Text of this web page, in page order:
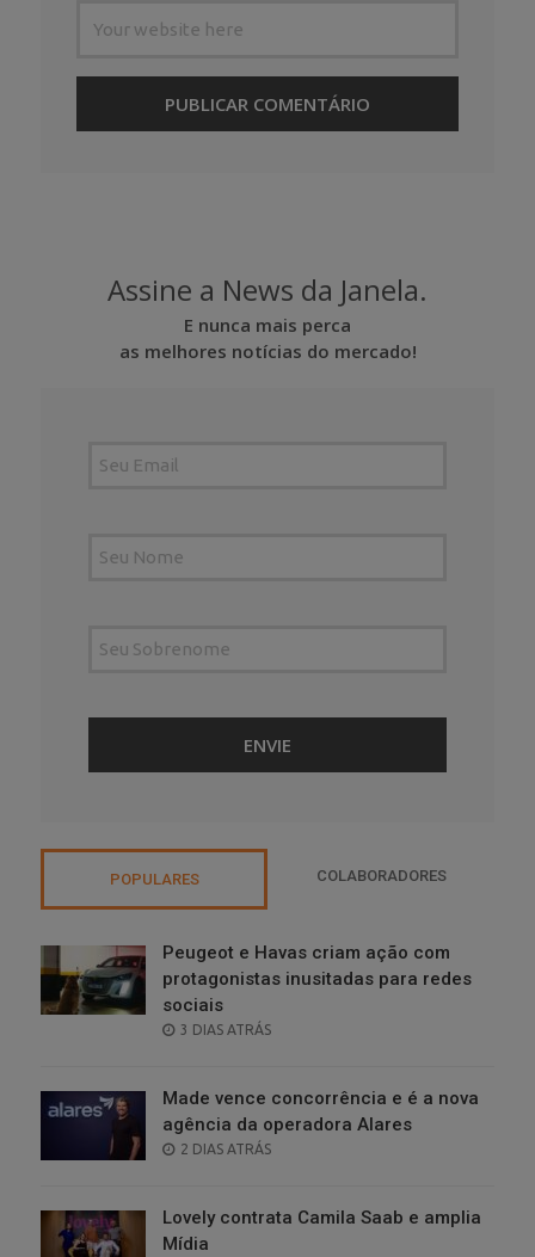
Assine a News da Janela.
E nunca mais perca
as melhores notícias do mercado!
POPULARES COLABORADORES
Peugeot e Havas criam ação com
protagonistas inusitadas para redes
sociais
POSTED
3 DIAS ATRÁS
Made vence concorrência e é a nova
agência da operadora Alares
POSTED
2 DIAS ATRÁS
Lovely contrata Camila Saab e amplia
Mídia